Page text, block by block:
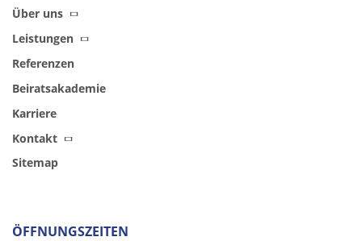
Über uns
Leistungen
Referenzen
Beiratsakademie
Karriere
Kontakt
Sitemap
ÖFFNUNGSZEITEN